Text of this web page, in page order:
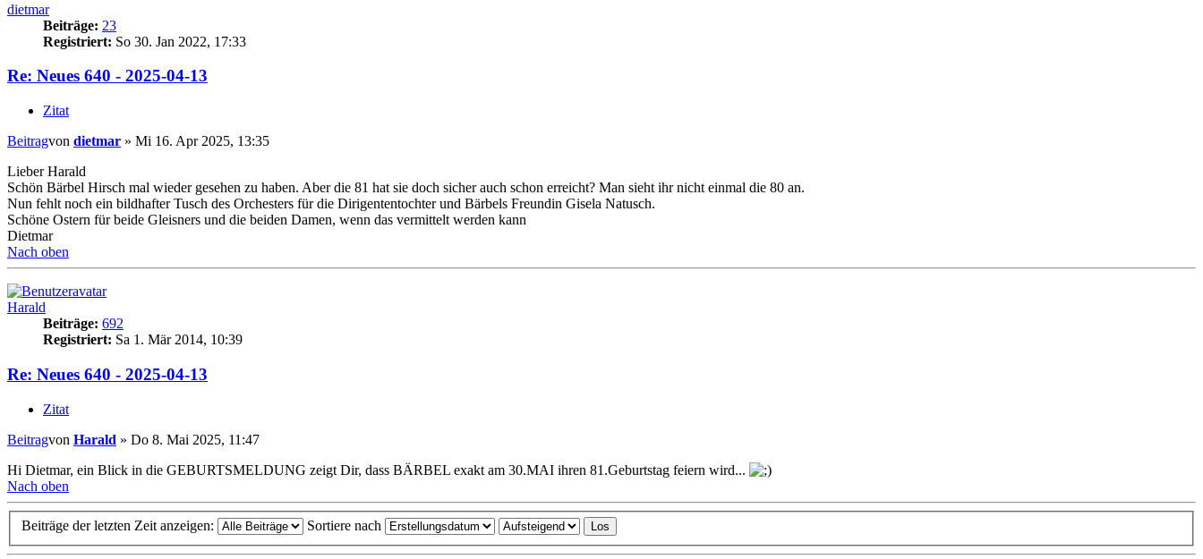
dietmar
Beiträge: 23
Registriert: So 30. Jan 2022, 17:33
Re: Neues 640 - 2025-04-13
Zitat
Beitragvon dietmar » Mi 16. Apr 2025, 13:35
Lieber Harald
Schön Bärbel Hirsch mal wieder gesehen zu haben. Aber die 81 hat sie doch sicher auch schon erreicht? Man sieht ihr nicht einmal die 80 an.
Nun fehlt noch ein bildhafter Tusch des Orchesters für die Dirigententochter und Bärbels Freundin Gisela Natusch.
Schöne Ostern für beide Gleisners und die beiden Damen, wenn das vermittelt werden kann
Dietmar
Nach oben
Harald
Beiträge: 692
Registriert: Sa 1. Mär 2014, 10:39
Re: Neues 640 - 2025-04-13
Zitat
Beitragvon Harald » Do 8. Mai 2025, 11:47
Hi Dietmar, ein Blick in die GEBURTSMELDUNG zeigt Dir, dass BÄRBEL exakt am 30.MAI ihren 81.Geburtstag feiern wird...
Nach oben
Beiträge der letzten Zeit anzeigen: Sortiere nach